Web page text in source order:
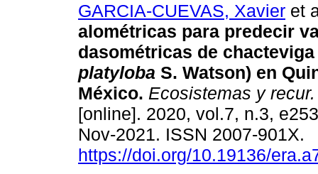
GARCIA-CUEVAS, Xavier et
alométricas para predecir
dasométricas de chacteviga
platyloba S. Watson) en
México. Ecosistemas y
[online]. 2020, vol.7, n.3,
Nov-2021. ISSN 2007-901X.
https://doi.org/10.19136/